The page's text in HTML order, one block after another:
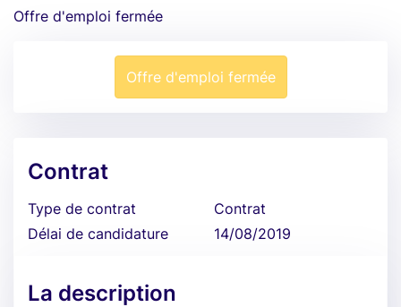
Offre d'emploi fermée
Offre d'emploi fermée
Contrat
Type de contrat
Contrat
Délai de candidature
14/08/2019
La description